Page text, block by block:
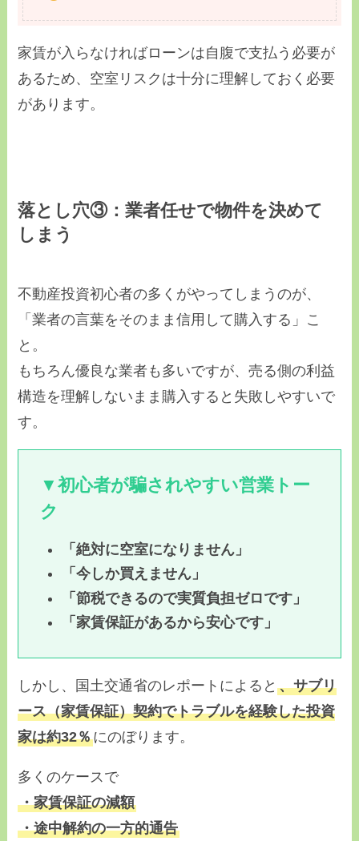
家賃が入らなければローンは自腹で支払う必要が
あるため、空室リスクは十分に理解しておく必要
があります。
落とし穴③：業者任せで物件を決めて
しまう
不動産投資初心者の多くがやってしまうのが、
「業者の言葉をそのまま信用して購入する」こ
と。
もちろん優良な業者も多いですが、売る側の利益
構造を理解しないまま購入すると失敗しやすいで
す。
▼初心者が騙されやすい営業トー
ク
「絶対に空室になりません」
「今しか買えません」
「節税できるので実質負担ゼロです」
「家賃保証があるから安心です」
しかし、国土交通省のレポートによると、サブリ
ース（家賃保証）契約でトラブルを経験した投資
家は約32％にのぼります。
多くのケースで
・家賃保証の減額
・途中解約の一方的通告